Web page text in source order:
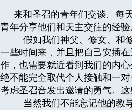
来和圣召的青年们交谈。每
青年分享他们和天主交往的经验
假如我们神父、修女、和
一些时间来，并且把自己安插
作，也需要就近看到我们的内
绝不能完全取代个人接触和一
考虑圣召音发出邀请的勇气。
当然我们不能忘记他的教